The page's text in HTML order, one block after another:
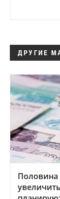
ДРУГИЕ
Половина